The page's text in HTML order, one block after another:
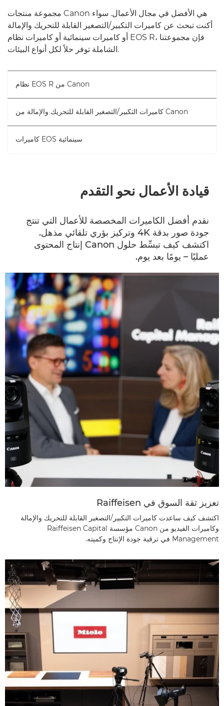
مجموعة منتجات Canon هي الأفضل في مجال الأعمال. سواء
أكنت تبحث عن كاميرات التكبير/التصغير القابلة للتحريك والإمالة
أو كاميرات سينمائية أو كاميرات نظام EOS R، فإن مجموعتنا
الشاملة توفر حلاً لكل أنواع البيئات.
نظام EOS R من Canon
كاميرات التكبير/التصغير القابلة للتحريك والإمالة من Canon
كاميرات EOS سينمائية
قيادة الأعمال نحو التقدم
نقدم أفضل الكاميرات المخصصة للأعمال التي تنتج
جودة صور بدقة 4K وتركيز بؤري تلقائي مذهل.
اكتشف كيف تبسِّط حلول Canon إنتاج المحتوى
عمليًا – يومًا بعد يوم.
تعزيز ثقة السوق في Raiffeisen
اكتشف كيف ساعدت كاميرات التكبير/التصغير القابلة للتحريك والإمالة
وكاميرات الفيديو من Canon مؤسسة Raiffeisen Capital
Management في ترقية جودة الإنتاج وكميته.